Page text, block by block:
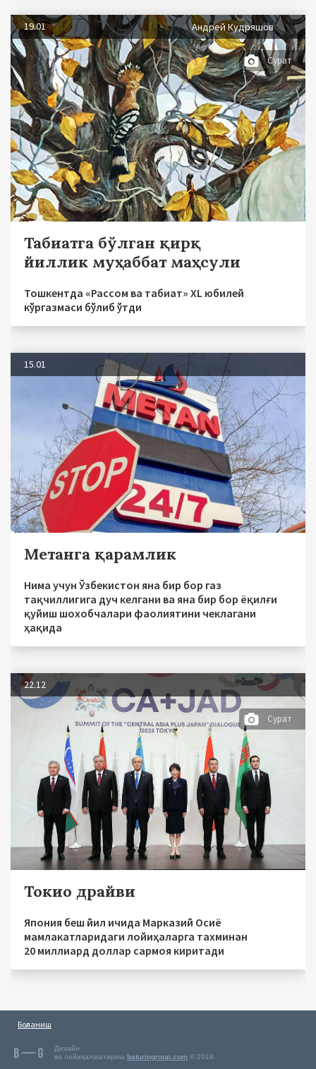
19.01 Андрей Кудряшов
Сурат
Табиатга бўлган қирқ
йиллик муҳаббат маҳсули
Тошкентда «Рассом ва табиат» XL юбилей
кўргазмаси бўлиб ўтди
15.01
Метанга қарамлик
Нима учун Ўзбекистон яна бир бор газ
тақчиллигига дуч келгани ва яна бир бор ёқилғи
қуйиш шохобчалари фаолиятини чеклагани
ҳақида
22.12
Сурат
Токио драйви
Япония беш йил ичида Марказий Осиё
мамлакатларидаги лойиҳаларга тахминан
20 миллиард доллар сармоя киритади
Боғланиш
Дизайн
ва лойиҳалаштириш baturingroup.com © 2018